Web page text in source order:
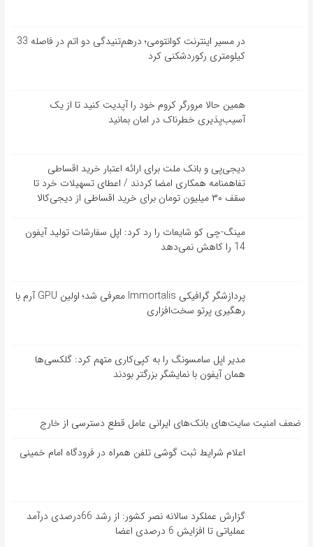
در مسیر اینترنت کوانتومی؛ درهم‌تنیدگی دو اتم در فاصله 33
کیلومتری رکوردشکنی کرد
همین حالا مرورگر کروم خود را آپدیت کنید تا از یک
آسیب‌‌‌‌پذیری خطرناک در امان بمانید
دیجی‌پی و بانک ملت برای ارائه اعتبار خرید اقساطی
تفاهم‎نامه همکاری امضا کردند / اعطای تسهیلات خرد تا
سقف ۳۰ میلیون تومان برای خرید اقساطی از دیجی‌کالا
مینگ-چی کو شایعات را رد کرد: اپل سفارشات تولید آیفون
14 را کاهش نمی‌دهد
پردازشگر گرافیکی Immortalis معرفی شد؛ اولین GPU آرم با
رهگیری پرتو سخت‌افزاری
مدیر اپل سامسونگ را به کپی‌کاری متهم کرد: گلکسی‌ها
همان آیفون با نمایشگر بزرگتر بودند
ضعف امنیت سایت‌های بانک‌های ایرانی عامل قطع دسترسی از خارج
اعلام شرایط ثبت گوشی تلفن همراه در فرودگاه امام خمینی
گزارش عملکرد سالانه نصر کشور: از رشد 66درصدی درآمد
عملیاتی تا افزایش 6 درصدی اعضا